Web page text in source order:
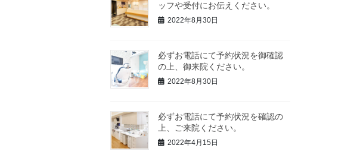
ッフや受付にお伝えください。
2022年8月30日
必ずお電話にて予約状況を御確認
の上、御来院ください。
2022年8月30日
必ずお電話にて予約状況を確認の
上、ご来院ください。
2022年4月15日